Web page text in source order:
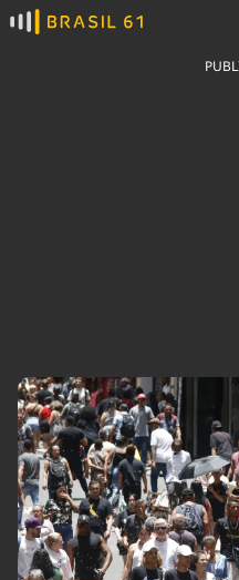
Ver todas as notícias
Agronegócios
Brasil
Brasil Mineral
Ciência &
Tecnologia
Cinema
Cultura
Economia
Educação